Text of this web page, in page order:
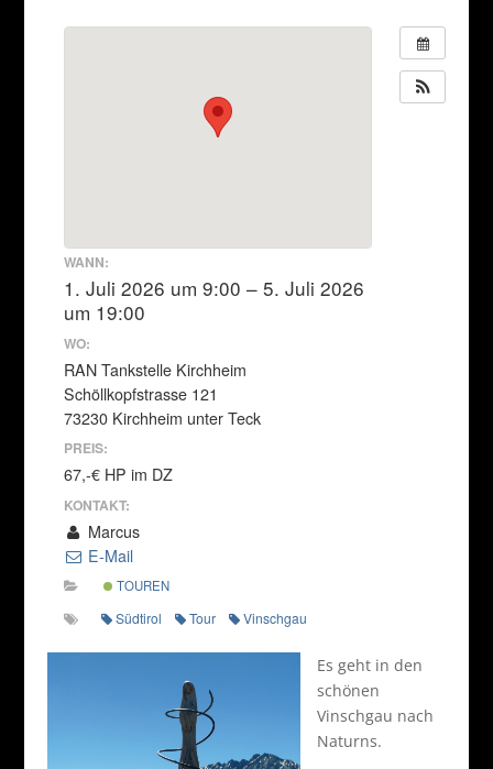
WANN:
1. Juli 2026 um 9:00 – 5. Juli 2026
um 19:00
WO:
RAN Tankstelle Kirchheim
Schöllkopfstrasse 121
73230 Kirchheim unter Teck
PREIS:
67,-€ HP im DZ
KONTAKT:
Marcus
E-Mail
TOUREN
Südtirol Tour Vinschgau
Es geht in den
schönen
Vinschgau nach
Naturns.